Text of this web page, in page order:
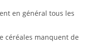
en général tous les
céréales manquent de